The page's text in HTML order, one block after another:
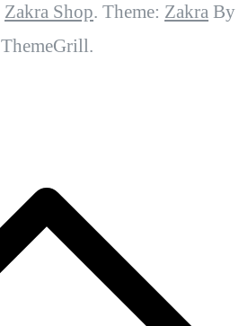
Zakra Shop. Theme: Zakra By
ThemeGrill.